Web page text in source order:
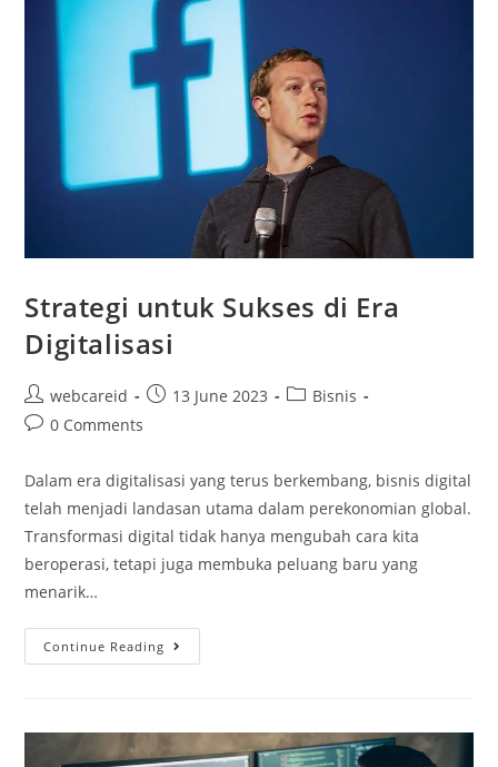
Strategi untuk Sukses di Era
Digitalisasi
webcareid 13 June 2023
Bisnis
0 Comments
Dalam era digitalisasi yang terus berkembang, bisnis digital
telah menjadi landasan utama dalam perekonomian global.
Transformasi digital tidak hanya mengubah cara kita
beroperasi, tetapi juga membuka peluang baru yang
menarik…
Continue Reading